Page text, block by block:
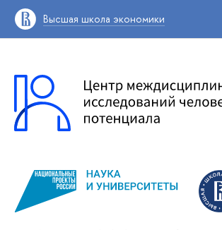
Высшая школа экономики